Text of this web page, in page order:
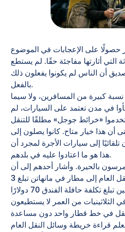
حصولًا على الإعجابات في الموضوع
التي أثارتها مفاجئة حقًا. لم يستطع
أن الناس لم يكونوا يفعلون ذلك
بالفعل.
نسبة كبيرة من المسافرين، ولا سيما
في مدن تعتمد على السيارات، لم
أن هذا خيار متاح. كانوا يصلون إلى
إلى سيارات الأجرة لمجرد أن
هذا هو ما اعتادوا عليه في بلدهم.
بالحيرة. وأشار أحدهم إلى أن
تكلفة ركوب وسائل النقل العام إلى مطار في مانهاتن تبلغ 3
الثلاثينيات من العمر لا يستطيعون
قراءة خريطة وسائل النقل العام